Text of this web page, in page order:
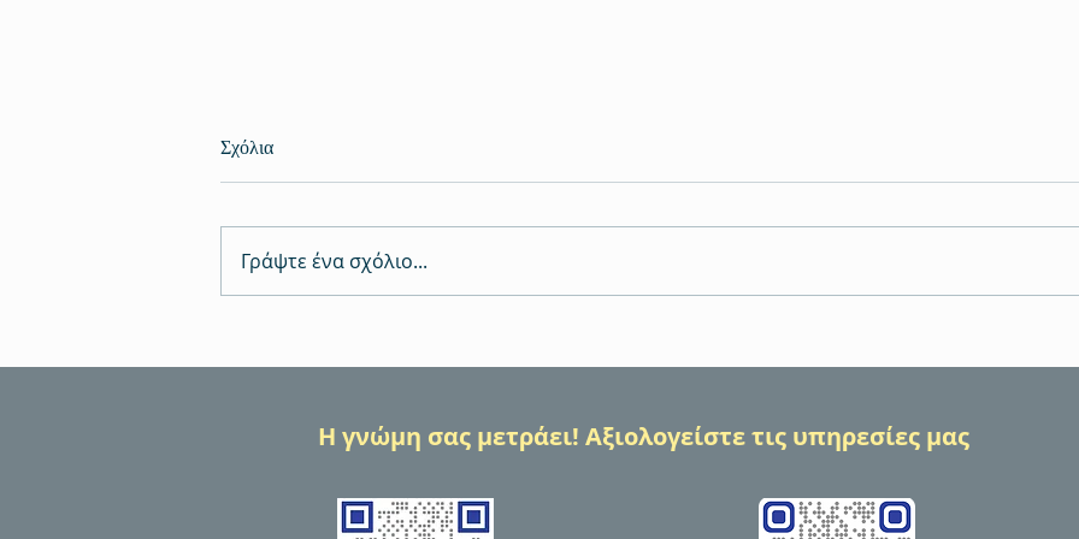
Σχόλια
Γράψτε ένα σχόλιο...
Η γνώμη σας μετράει! Αξιολογείστε τις υπηρεσίες μας